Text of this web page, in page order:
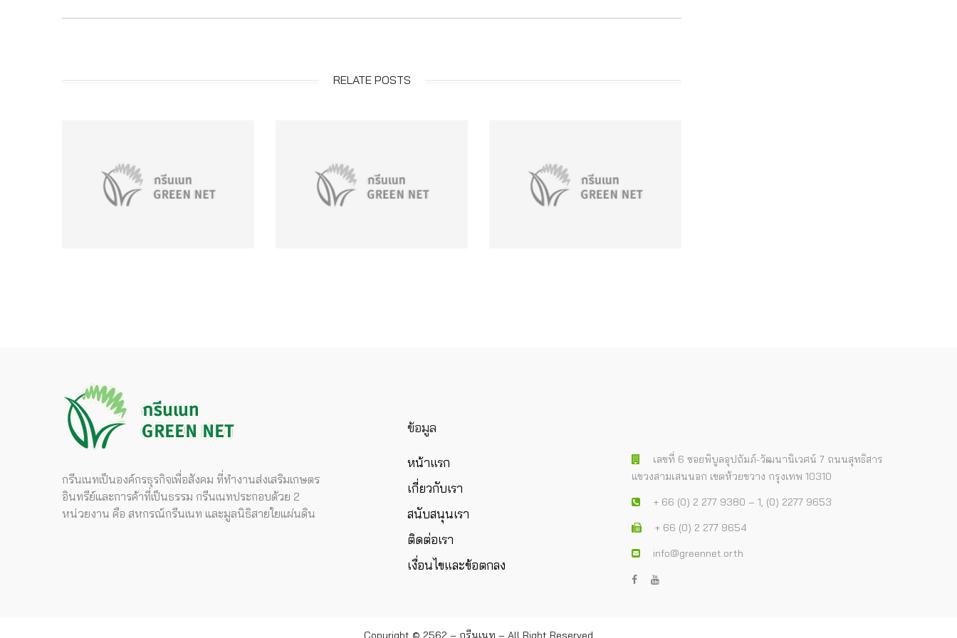
RELATE POSTS
กรีนเนทเป็นองค์กรธุรกิจเพื่อสังคม ที่ทำงานส่งเสริมเกษตร
อินทรีย์และการค้าที่เป็นธรรม กรีนเนทประกอบด้วย 2
หน่วยงาน คือ สหกรณ์กรีนเนท และมูลนิธิสายใยแผ่นดิน
ข้อมูล
หน้าแรก
เกี่ยวกับเรา
สนับสนุนเรา
ติดต่อเรา
เงื่อนไขและข้อตกลง
เลขที่ 6 ซอยพิบูลอุปถัมภ์-วัฒนานิเวศน์ 7 ถนนสุทธิสาร
แขวงสามเสนนอก เขตห้วยขวาง กรุงเทพ 10310
+ 66 (0) 2 277 9380 – 1, (0) 2277 9653
+ 66 (0) 2 277 9654
info@greennet.or.th
Copyright © 2562 – กรีนเนท – All Right Reserved